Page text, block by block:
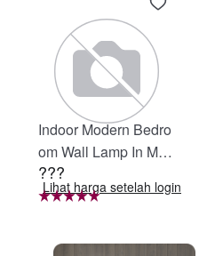
Indoor Modern Bedro
om Wall Lamp In Matt
e Black, Iron Clear Gl
ass Shade,4-Lights E
nity Light
???
Lihat harga setelah login